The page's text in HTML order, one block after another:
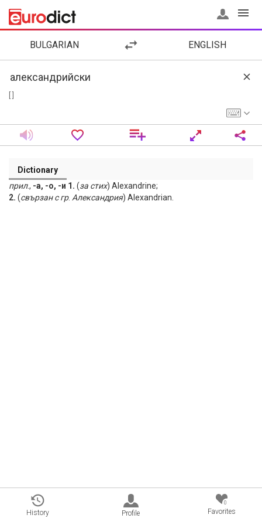
BULGARIAN ENGLISH
Dictionary
прил., -а, -о, -и 1. (за стих) Alexandrine;
2. (свързан с гр. Александрия) Alexandrian.
History Profile
0
Favorites